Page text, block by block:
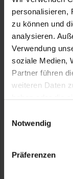
personalisieren,
zu können und
analysieren.
Verwendung
soziale Medien,
Partner führen
weiteren Daten
haben oder die
Notwendig
Präferenzen
alla nostra
esclusivi,
anticipata e
tua eccellenza
Scopri